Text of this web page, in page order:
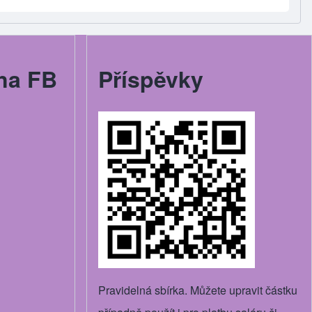
FB Příspěvky
Pravidelná sbírka. Můžete upravit částku